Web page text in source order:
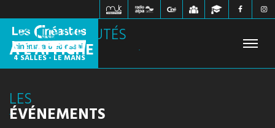
4 SALLES - LE MANS
FILMS À L'AFFICHE
LES NOUVEAUTÉS
À L'AFFICHE
LES
ÉVÉNEMENTS